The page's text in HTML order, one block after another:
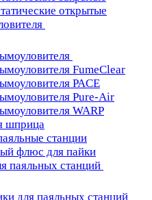
открытые
FumeClear
PACE
Pure-Air
WARP
шприца
станции
флюс для пайки
паяльных станций
для паяльных станций